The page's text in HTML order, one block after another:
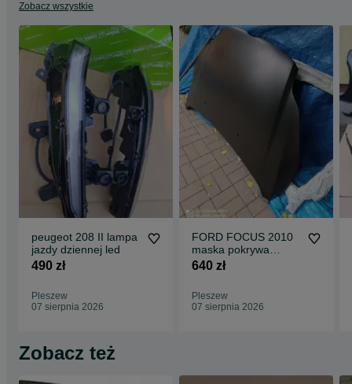
Zobacz wszystkie
peugeot 208 II lampa
jazdy dziennej led
490 zł
Pleszew
07 sierpnia 2026
FORD FOCUS 2010
maska pokrywa
silnika
640 zł
Pleszew
07 sierpnia 2026
Zobacz też